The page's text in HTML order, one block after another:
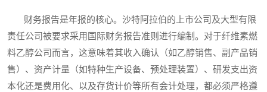
财务报告是年报的核心。沙特阿拉伯的上市公司及大型有限
责任公司被要求采用国际财务报告准则进行编制。对于纤维素燃
料乙醇公司而言，这意味着其收入确认（如乙醇销售、副产品销
售）、资产计量（如特种生产设备、预处理装置）、研发支出资
本化还是费用化、以及存货计价等所有会计处理，都必须严格遵